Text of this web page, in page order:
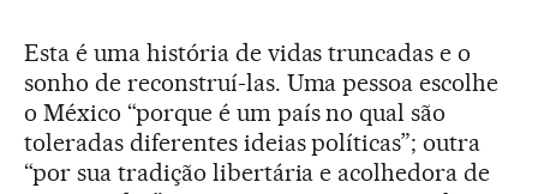
Esta é uma história de vidas truncadas e o
sonho de reconstruí-las. Uma pessoa escolhe
o México “porque é um país no qual são
toleradas diferentes ideias políticas”; outra
“por sua tradição libertária e acolhedora de